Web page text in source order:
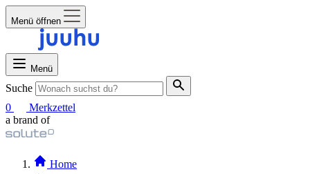
Menü öffnen
Menü
Suche
0
Merkzettel
a brand of
Home